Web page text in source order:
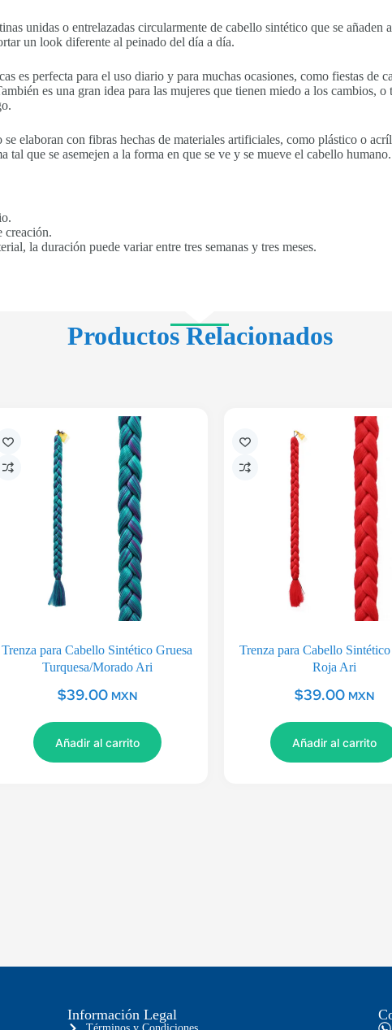
unidas o entrelazadas circularmente de cabello sintético que se
un look diferente al peinado del día a día.
es perfecta para el uso diario y para muchas ocasiones, como fiestas de
es una gran idea para las mujeres que tienen miedo a los cambios,
se elaboran con fibras hechas de materiales artificiales, como plástico o
tal que se asemejen a la forma en que se ve y se mueve el cabello humano.
creación.
la duración puede variar entre tres semanas y tres meses.
Productos Relacionados
Trenza para Cabello Sintético Gruesa
Turquesa/Morado Ari
$39.00 MXN
Añadir al carrito
Trenza para Cabello Sintético
Roja Ari
$39.00 MXN
Añadir al carrito
Información Legal